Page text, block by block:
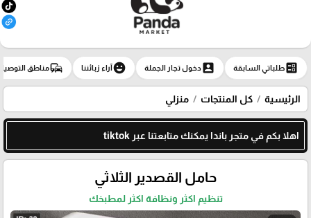
ballotطلباتي السابقة account_boxدخول تجار الجملة emoji_emotionsآراء زبائننا commuteمناطق
الرئيسية كل المنتجات منزلي
اهلا بكم في متجر باندا يمكنك متابعتنا عبر tiktok
حامل القصدير الثلاثي
تنظيم اكثر ونظافة اكثر لمطبخك